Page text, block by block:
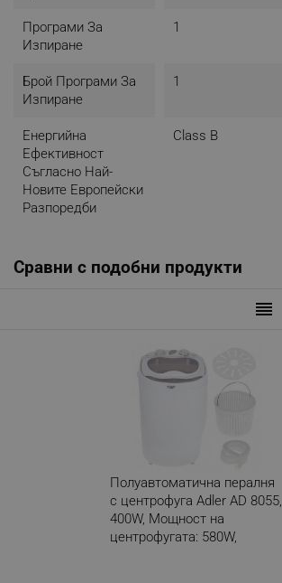
Програми За
Изпиране
1
Брой Програми За
Изпиране
1
Енергийна
Ефективност
Съгласно Най-
Новите Европейски
Разпоредби
Class B
Сравни с подобни продукти
reorder
Полуавтоматична пералня
с центрофуга Adler AD 8055,
400W, Мощност на
центрофугата: 580W,